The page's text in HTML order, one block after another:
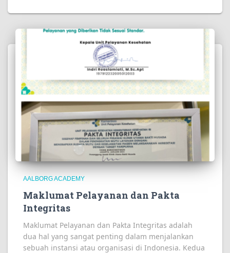
AALBORG ACADEMY
Maklumat Pelayanan dan Pakta
Integritas
Maklumat Pelayanan dan Pakta Integritas adalah
dua hal yang sangat penting dalam menjalankan
sebuah instansi atau organisasi di Indonesia. Kedua